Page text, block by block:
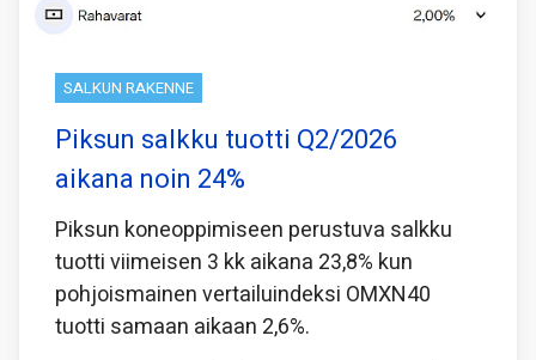
SALKUN RAKENNE
Piksun salkku tuotti Q2/2026
aikana noin 24%
Piksun koneoppimiseen perustuva salkku
tuotti viimeisen 3 kk aikana 23,8% kun
pohjoismainen vertailuindeksi OMXN40
tuotti samaan aikaan 2,6%.